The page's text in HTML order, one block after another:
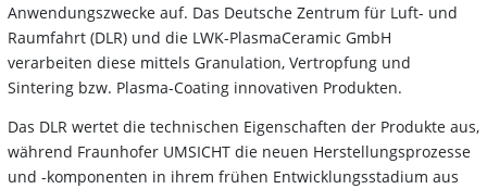
Anwendungszwecke auf. Das Deutsche Zentrum für Luft- und
Raumfahrt (DLR) und die LWK-PlasmaCeramic GmbH
verarbeiten diese mittels Granulation, Vertropfung und
Sintering bzw. Plasma-Coating innovativen Produkten.
Das DLR wertet die technischen Eigenschaften der Produkte aus,
während Fraunhofer UMSICHT die neuen Herstellungsprozesse
und -komponenten in ihrem frühen Entwicklungsstadium aus